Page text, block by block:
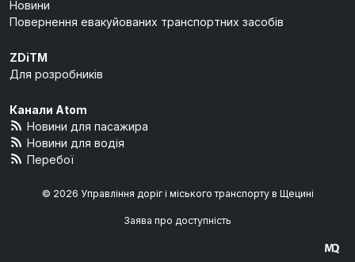
Новини
Повернення евакуйованих транспортних засобів
ZDiTM
Для розробників
Канали Atom
Новини для пасажира
Новини для водія
Перебої
© 2026 Управління доріг і міського транспорту в Щецині
Заява про доступність